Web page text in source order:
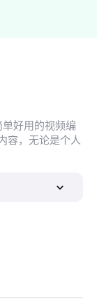
好用的视频编
容，无论是个人